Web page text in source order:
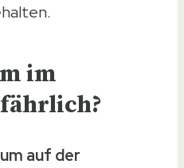
im
auf der